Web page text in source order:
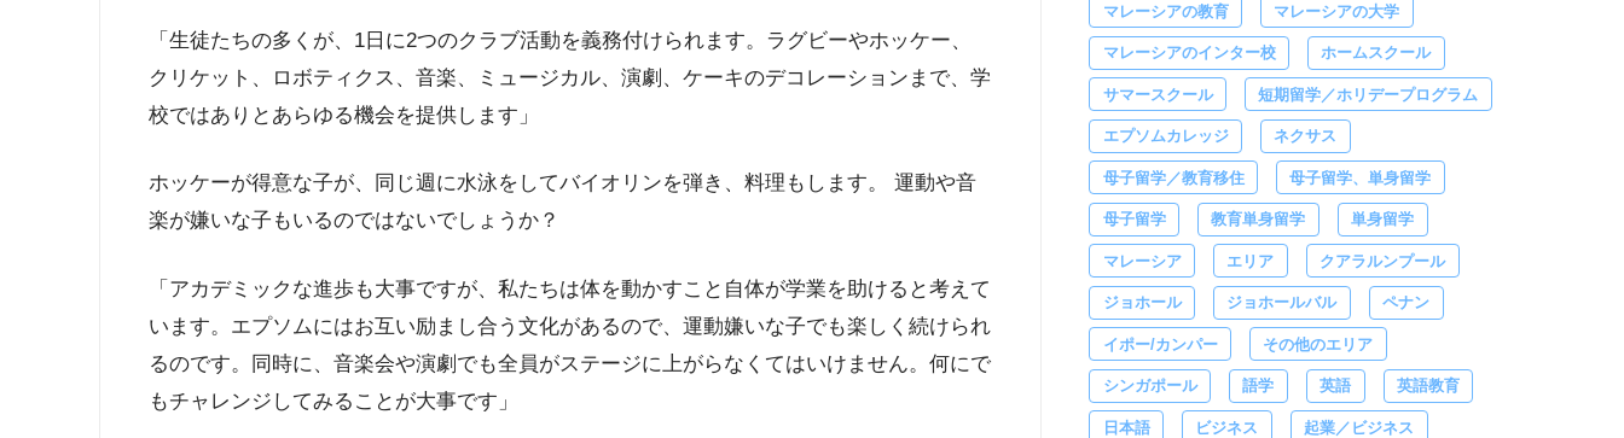
「生徒たちの多くが、1日に2つのクラブ活動を義務付けられます。ラグビーやホッケー、
クリケット、ロボティクス、音楽、ミュージカル、演劇、ケーキのデコレーションまで、学
校ではありとあらゆる機会を提供します」
ホッケーが得意な子が、同じ週に水泳をしてバイオリンを弾き、料理もします。 運動や音
楽が嫌いな子もいるのではないでしょうか？
「アカデミックな進歩も大事ですが、私たちは体を動かすこと自体が学業を助けると考えて
います。エプソムにはお互い励まし合う文化があるので、運動嫌いな子でも楽しく続けられ
るのです。同時に、音楽会や演劇でも全員がステージに上がらなくてはいけません。何にで
もチャレンジしてみることが大事です」
マレーシアの教育 マレーシアの大学
マレーシアのインター校 ホームスクール
サマースクール 短期留学／ホリデープログラム
エプソムカレッジ ネクサス
母子留学／教育移住 母子留学、単身留学
母子留学 教育単身留学 単身留学
マレーシア エリア クアラルンプール
ジョホール ジョホールバル ペナン
イポー/カンパー その他のエリア
シンガポール 語学 英語 英語教育
日本語 ビジネス 起業／ビジネス